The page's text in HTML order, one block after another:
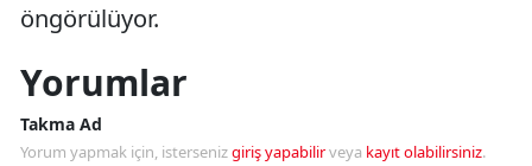
öngörülüyor.
Yorumlar
Takma Ad
Yorum yapmak için, istersenizgiriş yapabilirveya kayıt olabilirsiniz.